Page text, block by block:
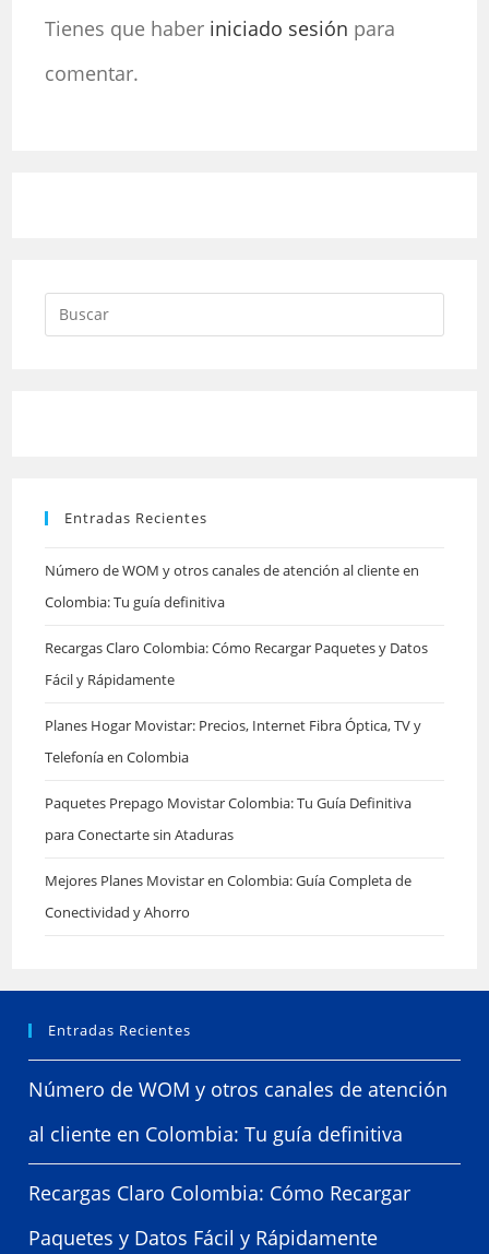
Tienes que haber iniciado sesión para
comentar.
Entradas Recientes
Número de WOM y otros canales de atención al cliente en
Colombia: Tu guía definitiva
Recargas Claro Colombia: Cómo Recargar Paquetes y Datos
Fácil y Rápidamente
Planes Hogar Movistar: Precios, Internet Fibra Óptica, TV y
Telefonía en Colombia
Paquetes Prepago Movistar Colombia: Tu Guía Definitiva
para Conectarte sin Ataduras
Mejores Planes Movistar en Colombia: Guía Completa de
Conectividad y Ahorro
Entradas Recientes
Número de WOM y otros canales de atención
al cliente en Colombia: Tu guía definitiva
Recargas Claro Colombia: Cómo Recargar
Paquetes y Datos Fácil y Rápidamente